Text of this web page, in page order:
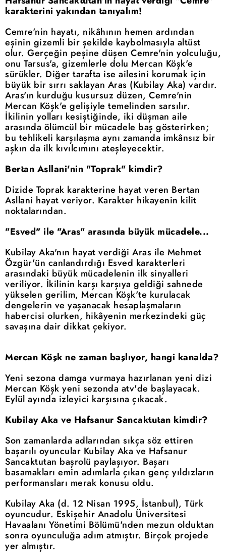
karakterini yakından tanıyalım!
Cemre'nin hayatı, nikâhının hemen ardından
eşinin gizemli bir şekilde kaybolmasıyla altüst
olur. Gerçeğin peşine düşen Cemre'nin yolculuğu,
onu Tarsus'a, gizemlerle dolu Mercan Köşk'e
sürükler. Diğer tarafta ise ailesini korumak için
büyük bir sırrı saklayan Aras (Kubilay Aka) vardır.
Aras'ın kurduğu kusursuz düzen, Cemre'nin
Mercan Köşk'e gelişiyle temelinden sarsılır.
İkilinin yolları kesiştiğinde, iki düşman aile
arasında ölümcül bir mücadele baş gösterirken;
bu tehlikeli karşılaşma aynı zamanda imkânsız bir
aşkın da ilk kıvılcımını ateşleyecektir.
Bertan Asllani'nin "Toprak" kimdir?
Dizide Toprak karakterine hayat veren Bertan
Asllani hayat veriyor. Karakter hikayenin kilit
noktalarından.
"Esved" ile "Aras" arasında büyük mücadele...
Kubilay Aka'nın hayat verdiği Aras ile Mehmet
Özgür'ün canlandırdığı Esved karakterleri
arasındaki büyük mücadelenin ilk sinyalleri
veriliyor. İkilinin karşı karşıya geldiği sahnede
yükselen gerilim, Mercan Köşk'te kurulacak
dengelerin ve yaşanacak hesaplaşmaların
habercisi olurken, hikâyenin merkezindeki güç
savaşına dair dikkat çekiyor.
Mercan Köşk ne zaman başlıyor, hangi kanalda?
Yeni sezona damga vurmaya hazırlanan yeni dizi
Mercan Köşk yeni sezonda atv'de başlayacak.
Eylül ayında izleyici karşısına çıkacak.
Kubilay Aka ve Hafsanur Sancaktutan kimdir?
Son zamanlarda adlarından sıkça söz ettiren
başarılı oyuncular Kubilay Aka ve Hafsanur
Sancaktutan başrolü paylaşıyor. Başarı
basamakları emin adımlarla çıkan genç yıldızların
performansları merak konusu oldu.
Kubilay Aka (d. 12 Nisan 1995, İstanbul), Türk
oyuncudur. Eskişehir Anadolu Üniversitesi
Havaalanı Yönetimi Bölümü'nden mezun olduktan
sonra oyunculuğa adım atmıştır. Birçok projede
yer almıştır.